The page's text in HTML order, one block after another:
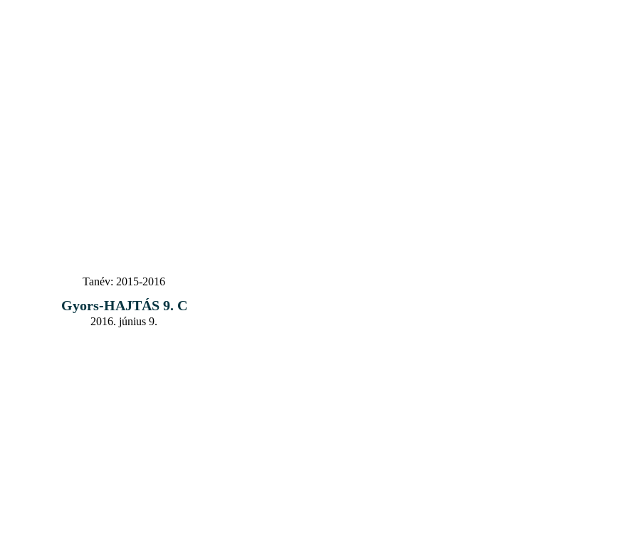
Tanév: 2015-2016
Gyors-HAJTÁS 9. C
2016. június 9.